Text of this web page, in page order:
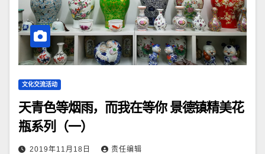
文化交流活动
天青色等烟雨，而我在等你 景德镇精美花
瓶系列（一）
2019年11月18日 责任编辑